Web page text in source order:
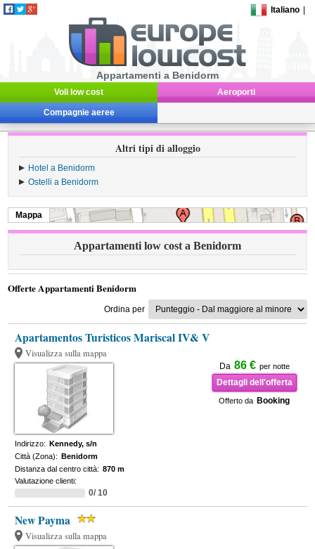
Italiano
Appartamenti a Benidorm
Voli low cost Aeroporti
Compagnie aeree
Altri tipi di alloggio
Hotel a Benidorm
Ostelli a Benidorm
Mappa
Appartamenti low cost a Benidorm
Offerte Appartamenti Benidorm
Ordina per
Apartamentos Turisticos Mariscal IV& V
Visualizza sulla mappa
Da 86 € per notte
Dettagli dell'offerta
Offerto da Booking
Indirizzo: Kennedy, s/n
Città (Zona): Benidorm
Distanza dal centro città: 870 m
Valutazione clienti:
0/ 10
New Payma
Visualizza sulla mappa